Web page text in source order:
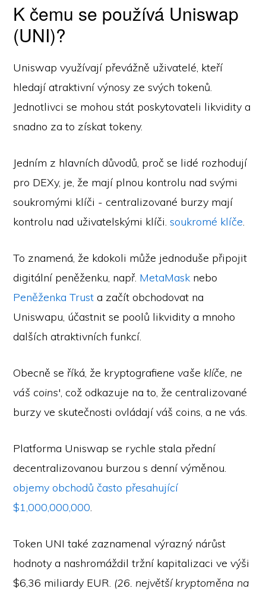
K čemu se používá Uniswap
(UNI)?
Uniswap využívají převážně uživatelé, kteří
hledají atraktivní výnosy ze svých tokenů.
Jednotlivci se mohou stát poskytovateli likvidity a
snadno za to získat tokeny.
Jedním z hlavních důvodů, proč se lidé rozhodují
pro DEXy, je, že mají plnou kontrolu nad svými
soukromými klíči - centralizované burzy mají
kontrolu nad uživatelskými klíči.soukromé klíče.
To znamená, že kdokoli může jednoduše připojit
digitální peněženku, např. MetaMask nebo
Peněženka Trust a začít obchodovat na
Uniswapu, účastnit se poolů likvidity a mnoho
dalších atraktivních funkcí.
Obecně se říká, že kryptografiene vaše klíče, ne
váš coins', což odkazuje na to, že centralizované
burzy ve skutečnosti ovládají váš coins, a ne vás.
Platforma Uniswap se rychle stala přední
decentralizovanou burzou s denní výměnou.
objemy obchodů často přesahující
$1,000,000,000.
Token UNI také zaznamenal výrazný nárůst
hodnoty a nashromáždil tržní kapitalizaci ve výši
$6,36 miliardy EUR. (26. největší kryptoměna na